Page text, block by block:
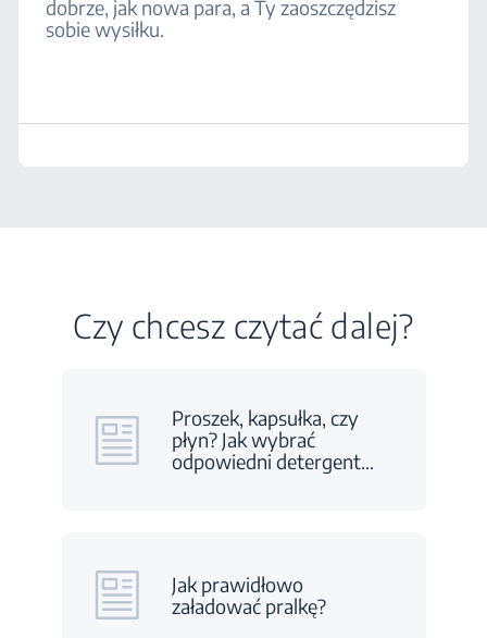
dobrze, jak nowa para, a Ty zaoszczędzisz
sobie wysiłku.
Czy chcesz czytać dalej?
Proszek, kapsułka, czy
płyn? Jak wybrać
odpowiedni detergent…
Jak prawidłowo
załadować pralkę?